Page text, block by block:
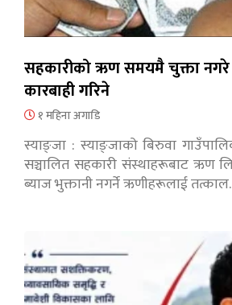
सहकारीको ऋण समयमै चुक्ता नगरे
कारबाही गरिने
१ महिना अगाडि
स्याङ्जा : स्याङ्जाको बिरुवा
सञ्चालित सहकारी संस्थाहरूबाट ऋण
ब्याज भुक्तानी नगर्ने ऋणीहरूलाई